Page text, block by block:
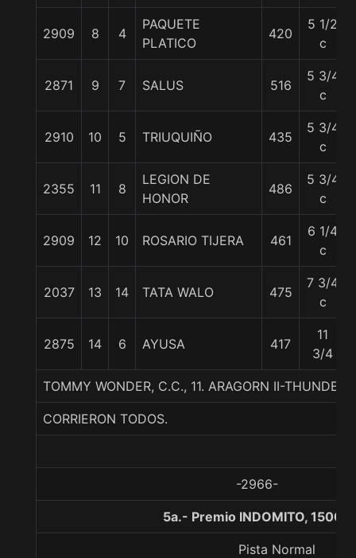
2909 8 4
PAQUETE
PLATICO
420
5 1/2
c
2871 9 7 SALUS 516
5 3/4
c
2910 10 5 TRIUQUIÑO 435
5 3/4
c
2355 11 8
LEGION DE
HONOR
486
5 3/4
c
2909 12 10 ROSARIO TIJERA 461
6 1/4
c
2037 13 14 TATA WALO 475
7 3/4
c
2875 14 6 AYUSA 417
11
3/4
TOMMY WONDER, C.C., 11. ARAGORN II-
CORRIERON TODOS.
-2966-
5a.- Premio INDOMITO, 1500
Pista Normal